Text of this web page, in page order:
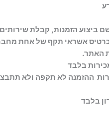
ביצוע הזמנות, קבלת
גיל 18 שנים וברשותו כרטיס
האתר.
בלבד
ההזמנה לא תקפה ולא
בלבד